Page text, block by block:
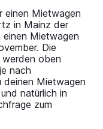
einen Mietwagen
in Mainz der
einen Mietwagen
Die
oben
nach
deinen Mietwagen
natürlich in
zum